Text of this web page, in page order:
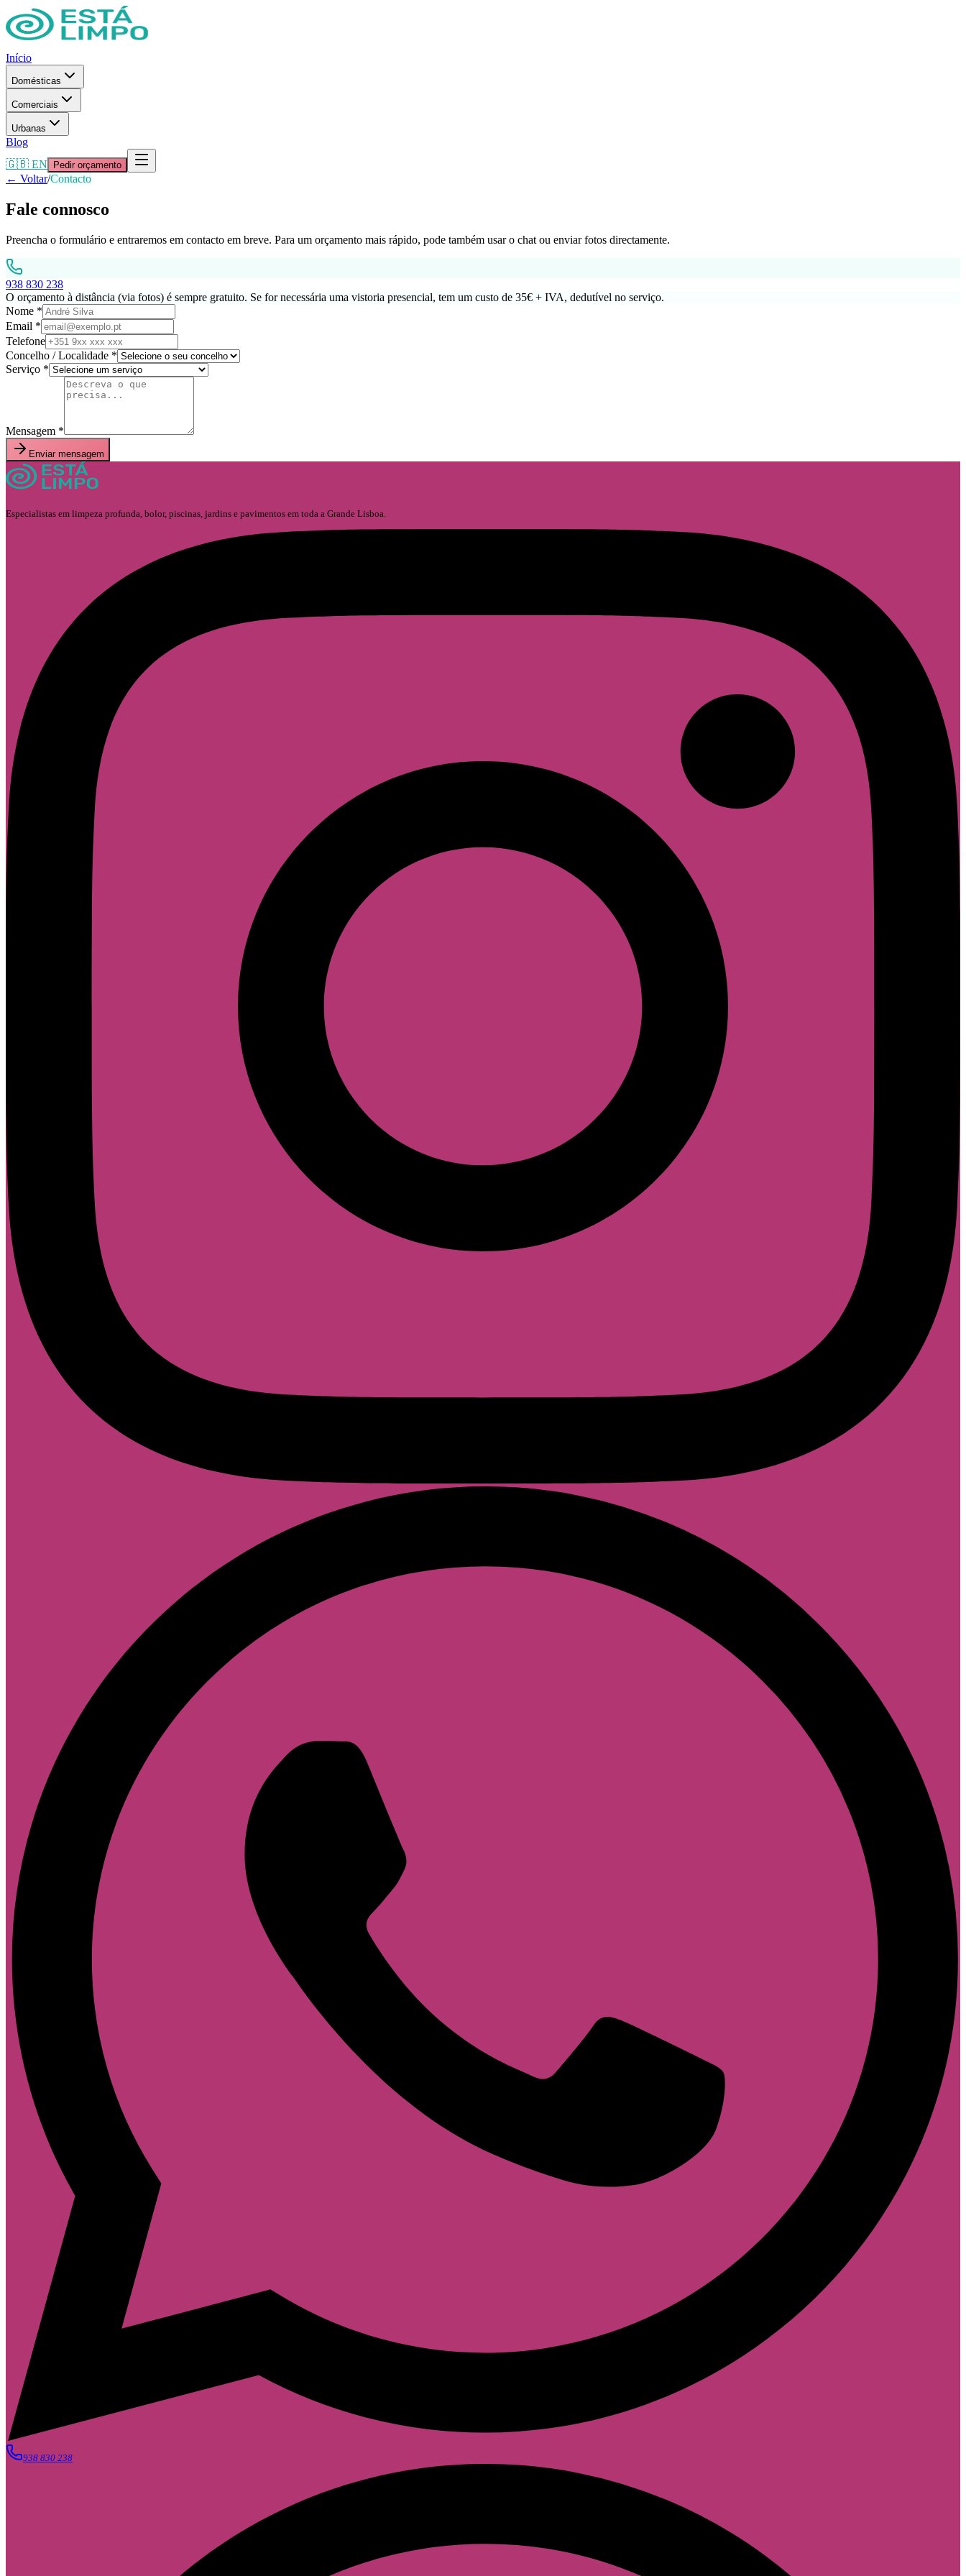
Início
Domésticas
Comerciais
Urbanas
Blog
🇬🇧 EN
Pedir orçamento
← Voltar/Contacto
Fale connosco
Preencha o formulário e entraremos em contacto em breve. Para um orçamento mais rápido, pode também usar o chat ou enviar fotos directamente.
938 830 238
O orçamento à distância (via fotos) é sempre gratuito. Se for necessária uma vistoria presencial, tem um custo de 35€ + IVA, dedutível no serviço.
Nome *
Email *
Telefone
Concelho / Localidade *
Serviço *
Mensagem *
Enviar mensagem
Especialistas em limpeza profunda, bolor, piscinas, jardins e pavimentos em toda a Grande Lisboa.
938 830 238